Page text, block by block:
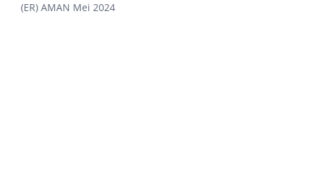
(ER) AMAN Mei 2024